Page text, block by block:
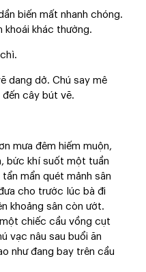
biến mất nhanh chóng.
khoái khác thường.
dang dở. Chú say mê
cây bút vẽ.
mưa đêm hiếm muộn,
bức khí suốt một tuần
mẩn quét mảnh sân
cho trước lúc bà đi
khoảng sân còn ướt.
chiếc cầu vồng cụt
vạc nâu sau buổi ăn
như đang bay trên cầu